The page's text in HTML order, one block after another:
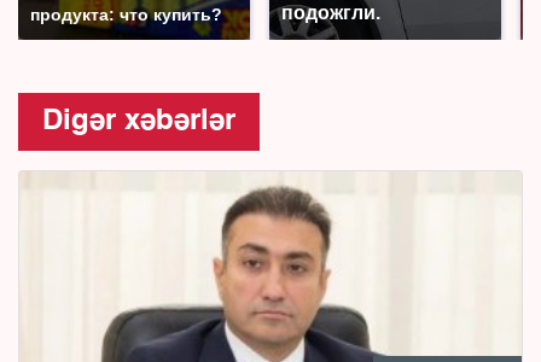
продукта: что купить?
подожгли.
Digər xəbərlər